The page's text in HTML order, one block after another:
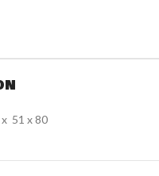
51 x 80